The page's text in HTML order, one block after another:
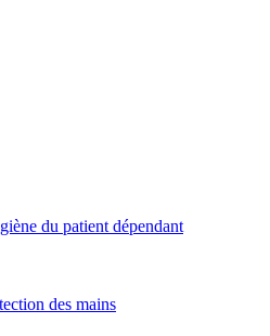
du patient dépendant
des mains